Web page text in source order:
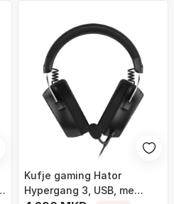
Kufje gaming Hator
Hypergang 3, USB, me